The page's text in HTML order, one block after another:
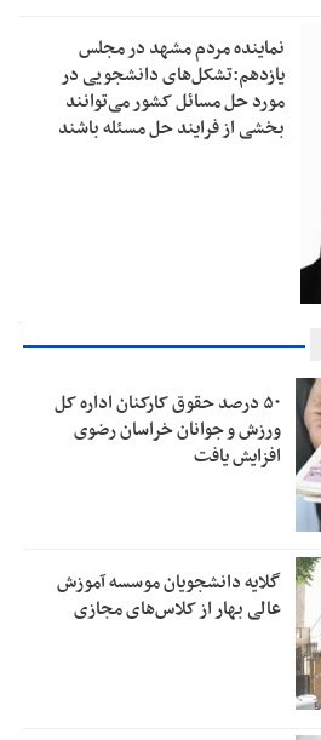
نماینده مردم مشهد در مجلس
یازدهم:تشکل‌های دانشجویی در
مورد حل مسائل کشور می‌توانند
بخشی از فرایند حل مسئله باشند
۵۰ درصد حقوق کارکنان اداره کل
ورزش و جوانان خراسان رضوی
افزایش یافت
گلایه دانشجویان موسسه آموزش
عالی بهار از کلاس‌های مجازی